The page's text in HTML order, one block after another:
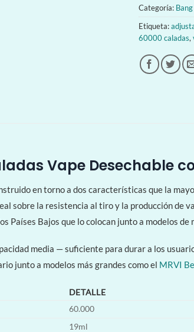
Categoría: Bang
Etiqueta:
60000 caladas,
Vape Desechable
en torno a dos características que la
sobre la resistencia al tiro y la producción de
Bajos que lo colocan junto a modelos
media — suficiente para durar a los
junto a modelos más grandes como el MRVI
DETALLE
60.000
19ml